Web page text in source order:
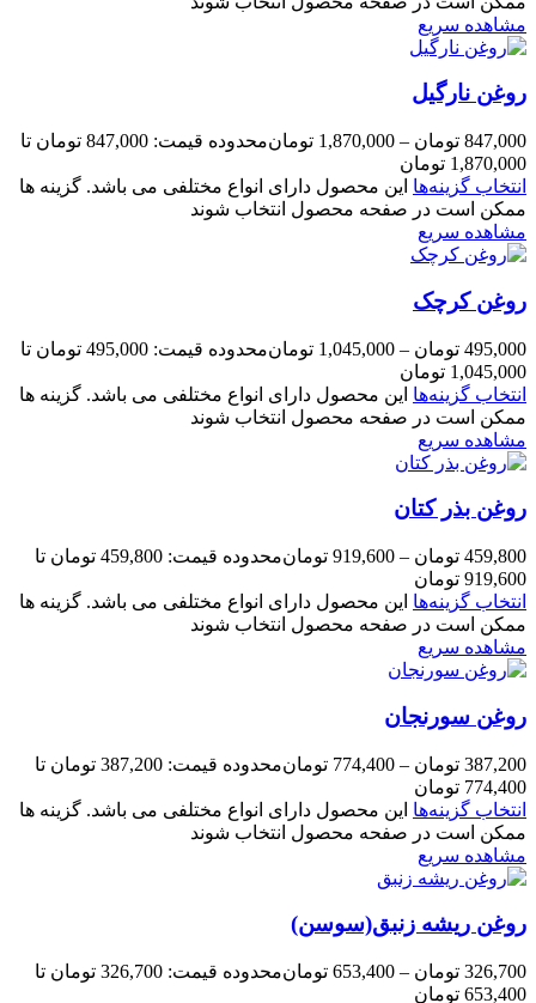
مشاهده سریع
روغن نارگیل
847,000 تومان –
1,870,000 تومان
محدوده قیمت: 847,000 تومان تا
1,870,000 تومان
انتخاب گزینه‌ها این محصول دارای انواع مختلفی می باشد. گزینه ها
ممکن است در صفحه محصول انتخاب شوند
مشاهده سریع
روغن کرچک
495,000 تومان –
1,045,000 تومان
محدوده قیمت: 495,000 تومان تا
1,045,000 تومان
انتخاب گزینه‌ها این محصول دارای انواع مختلفی می باشد. گزینه ها
ممکن است در صفحه محصول انتخاب شوند
مشاهده سریع
روغن بذر کتان
459,800 تومان –
919,600 تومان
محدوده قیمت: 459,800 تومان تا
919,600 تومان
انتخاب گزینه‌ها این محصول دارای انواع مختلفی می باشد. گزینه ها
ممکن است در صفحه محصول انتخاب شوند
مشاهده سریع
روغن سورنجان
387,200 تومان –
774,400 تومان
محدوده قیمت: 387,200 تومان تا
774,400 تومان
انتخاب گزینه‌ها این محصول دارای انواع مختلفی می باشد. گزینه ها
ممکن است در صفحه محصول انتخاب شوند
مشاهده سریع
روغن ریشه زنبق(سوسن)
326,700 تومان –
653,400 تومان
محدوده قیمت: 326,700 تومان تا
653,400 تومان